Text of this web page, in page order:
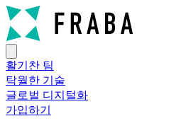
활기찬 팀
탁월한 기술
글로벌 디지털화
가입하기